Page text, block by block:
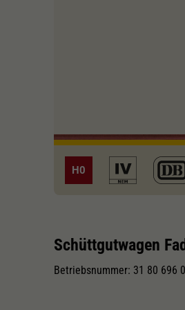
H0
Schüttgutwagen
Betriebsnummer: 31 80 696